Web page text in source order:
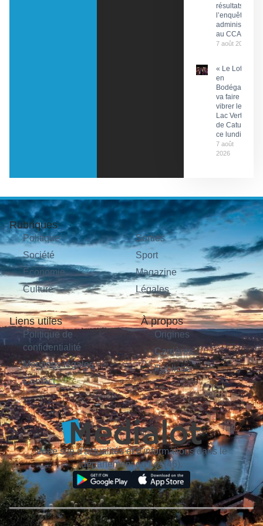
résultats de
l’enquête
administrative
au CCAS
7 août 2026
« Le Lot
en
Bodéga »
va faire
vibrer le
Lac Vert
de Catus
ce lundi
7 août
2026
Rubriques
Politique
Société
Économie
Culture
Sorties
Sport
Magazine
Légales
Liens utiles
Politique de
confidentialité
Mentions légales
Contact
À propos
Origines
Carrières
Publicité
Votre site d'actualités et d'informations dans le
département du Lot (46).